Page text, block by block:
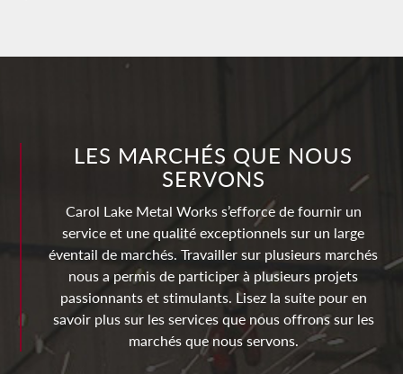
LES MARCHÉS QUE NOUS
SERVONS
Carol Lake Metal Works s’efforce de fournir un
service et une qualité exceptionnels sur un large
éventail de marchés. Travailler sur plusieurs marchés
nous a permis de participer à plusieurs projets
passionnants et stimulants. Lisez la suite pour en
savoir plus sur les services que nous offrons sur les
marchés que nous servons.